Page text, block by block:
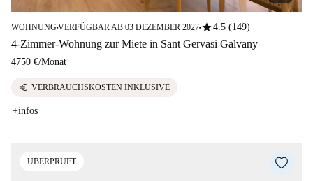
WOHNUNG■VERFÜGBAR AB 03 DEZEMBER 2027■star4.5 (149)
4-Zimmer-Wohnung zur Miete in Sant Gervasi Galvany
4750 €/Monat
euro VERBRAUCHSKOSTEN INKLUSIVE
+infos
ÜBERPRÜFT